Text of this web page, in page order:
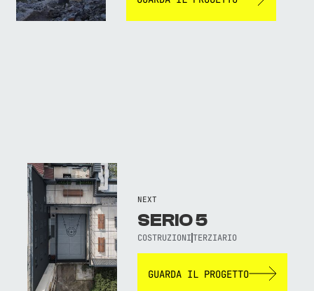
NEXT
SERIO 5
COSTRUZIONITERZIARIO
GUARDA IL PROGETTO